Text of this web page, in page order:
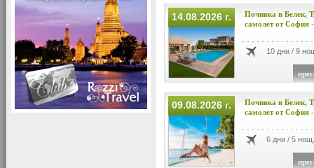
14.08.2026 г.
Почивка в Белек,
самолет от София
10 дни / 9
09.08.2026 г.
Почивка в Белек,
самолет от София
6 дни / 5 нощ.